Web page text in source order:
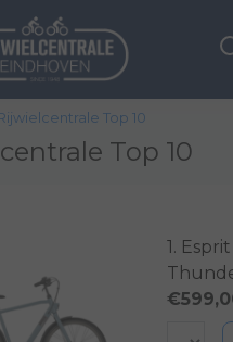
Top 10
Top 10
1.